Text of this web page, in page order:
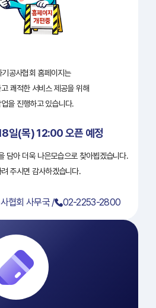
기공사협회 홈페이지는
쾌적한 서비스 제공을 위해
을 진행하고 있습니다.
일(목) 12:00 오픈 예정
담아 더욱 나은모습으로 찾아뵙겠습니다.
주시면 감사하겠습니다.
협회 사무국 / 02-2253-2800